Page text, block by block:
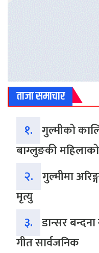
ताजा समाचार
१. गुल्मीको
बाग्लुङकी
२. गुल्मीमा
मृत्यु
३. डान्सर
गीत सार्वजनिक